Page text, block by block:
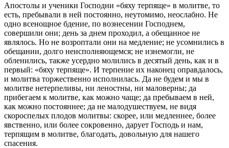
Апостолы и ученики Господни «бяху терпяще» в молитве, то
есть, пребывали в ней постоянно, неутомимо, неослабно. Не
одно всенощное бдение, по вознесении Господнем,
совершили они; день за днем проходил, а обещанное не
являлось. Но не возроптали они на медление; не усомнились в
обещании, долго неисполняющемся; не изнемогли, не
обленились, также усердно молились в десятый день, как и в
первый: «бяху терпяще». И терпение их наконец оправдалось,
и молитва торжественно исполнилась. Да не будем и мы в
молитве нетерпеливы, ни леностны, ни маловерны; да
прибегаем к молитве, как можно чаще; да пребываем в ней,
как можно постояннее; да не малодушествуем, не видя
скороспелых плодов молитвы: скорее, или медленнее, более
явственно, или более сокровенно, дарует Господь и нам,
терпящим в молитве, благодать, довольную для нашего
спасения.